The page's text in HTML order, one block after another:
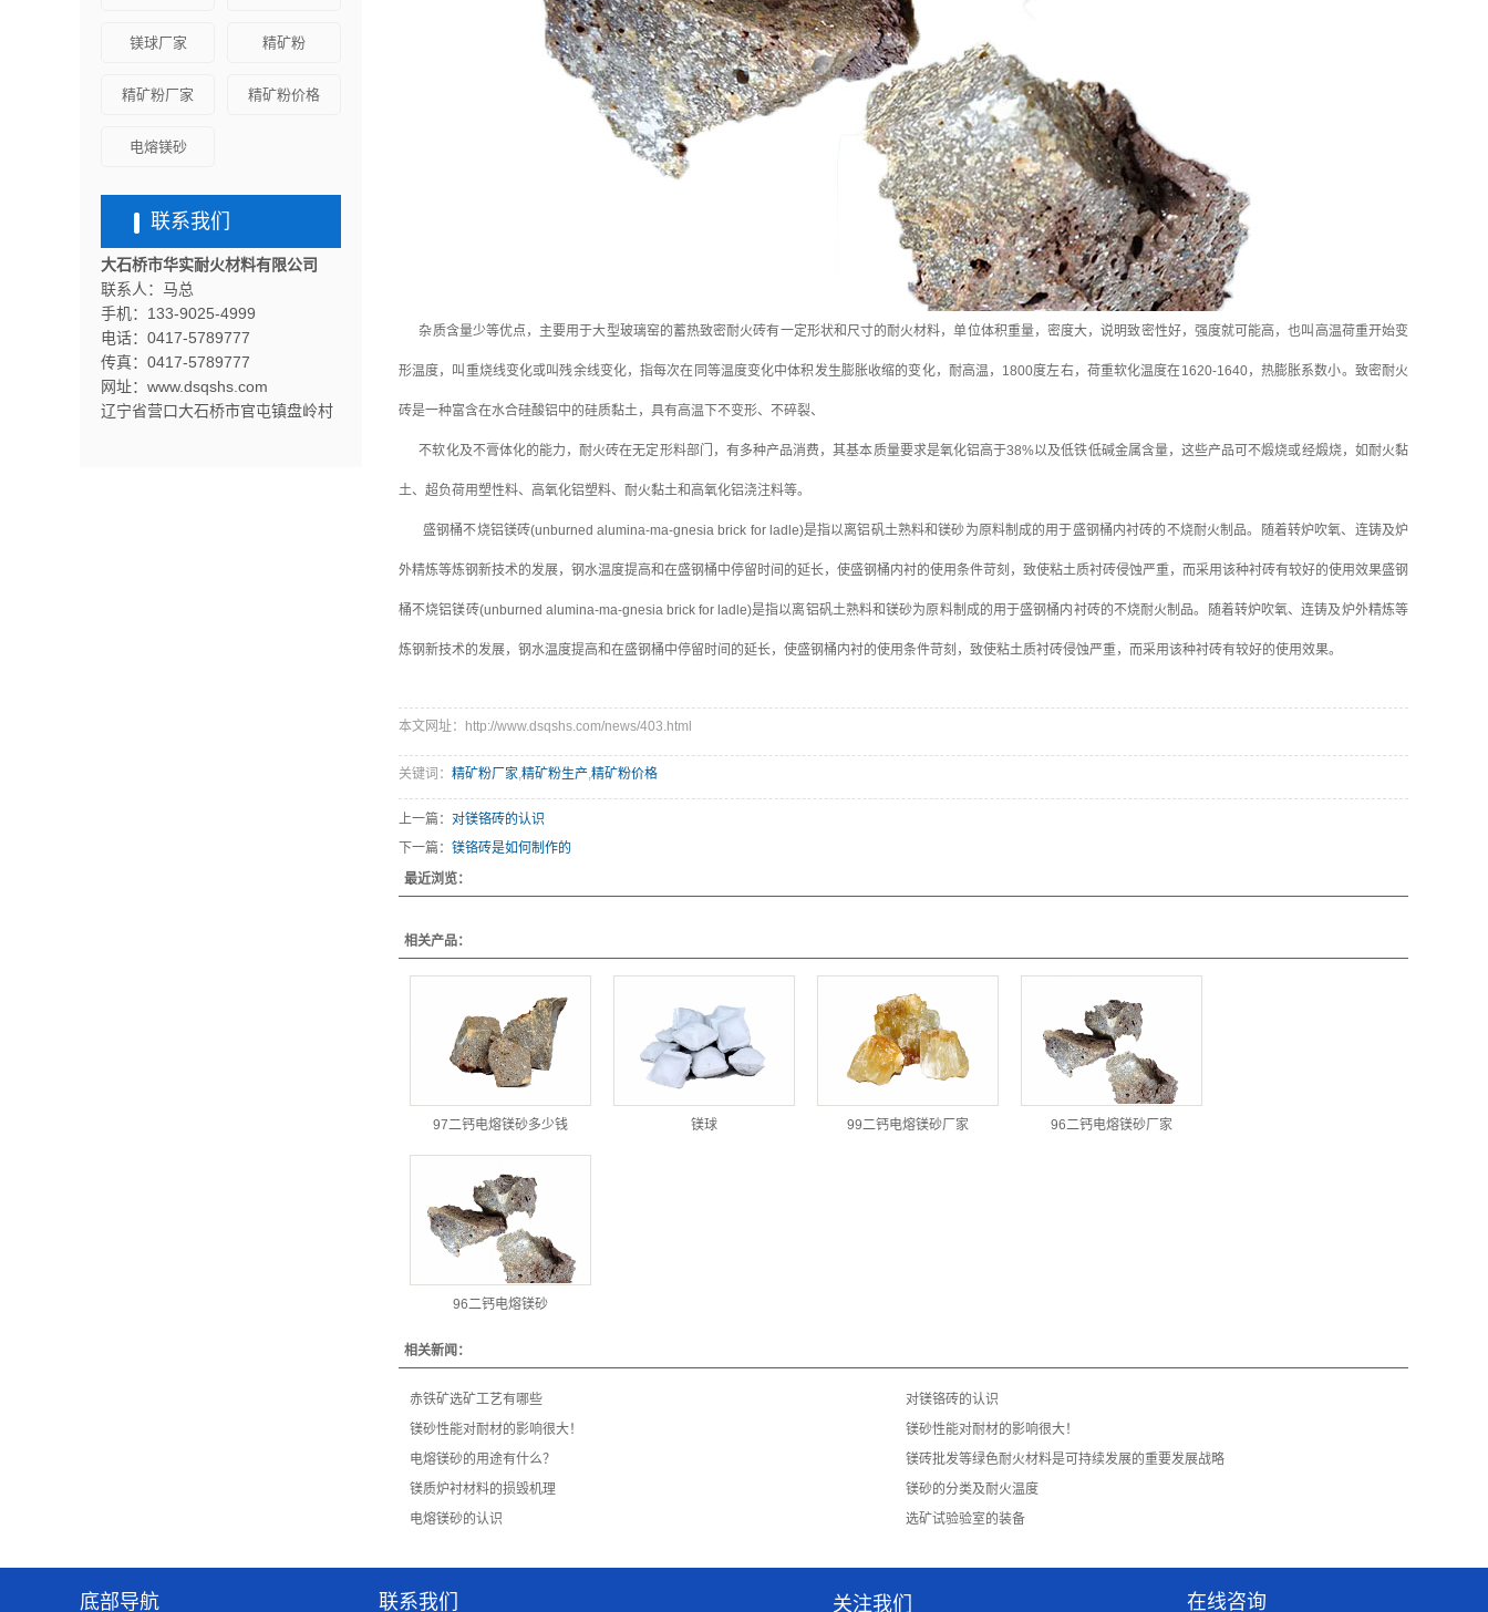
镁球厂家 精矿粉
精矿粉厂家 精矿粉价格
电熔镁砂
联系我们
大石桥市华实耐火材料有限公司
联系人：马总
手机：133-9025-4999
电话：0417-5789777
传真：0417-5789777
网址：www.dsqshs.com
辽宁省营口大石桥市官屯镇盘岭村
杂质含量少等优点，主要用于大型玻璃窑的蓄热致密耐火砖有一定形状和尺寸的耐火材料，单位体积重量，密度大，说明致密性好，强度就可能高，也叫高温荷重开始变
形温度，叫重烧线变化或叫残余线变化，指每次在同等温度变化中体积发生膨胀收缩的变化，耐高温，1800度左右，荷重软化温度在1620-1640，热膨胀系数小。致密耐火
砖是一种富含在水合硅酸铝中的硅质黏土，具有高温下不变形、不碎裂、
不软化及不膏体化的能力，耐火砖在无定形料部门，有多种产品消费，其基本质量要求是氧化铝高于38%以及低铁低碱金属含量，这些产品可不煅烧或经煅烧，如耐火黏
土、超负荷用塑性料、高氧化铝塑料、耐火黏土和高氧化铝浇注料等。
盛钢桶不烧铝镁砖(unburned alumina-ma-gnesia brick for ladle)是指以离铝矾土熟料和镁砂为原料制成的用于盛钢桶内衬砖的不烧耐火制品。随着转炉吹氧、连铸及炉
外精炼等炼钢新技术的发展，钢水温度提高和在盛钢桶中停留时间的延长，使盛钢桶内衬的使用条件苛刻，致使粘土质衬砖侵蚀严重，而采用该种衬砖有较好的使用效果盛钢
桶不烧铝镁砖(unburned alumina-ma-gnesia brick for ladle)是指以离铝矾土熟料和镁砂为原料制成的用于盛钢桶内衬砖的不烧耐火制品。随着转炉吹氧、连铸及炉外精炼等
炼钢新技术的发展，钢水温度提高和在盛钢桶中停留时间的延长，使盛钢桶内衬的使用条件苛刻，致使粘土质衬砖侵蚀严重，而采用该种衬砖有较好的使用效果。
本文网址：http://www.dsqshs.com/news/403.html
关键词： 精矿粉厂家,精矿粉生产,精矿粉价格
上一篇： 对镁铬砖的认识
下一篇： 镁铬砖是如何制作的
最近浏览：
相关产品：
97二钙电熔镁砂多少钱 镁球 99二钙电熔镁砂厂家 96二钙电熔镁砂厂家
96二钙电熔镁砂
相关新闻：
赤铁矿选矿工艺有哪些
对镁铬砖的认识
镁砂性能对耐材的影响很大！
镁砂性能对耐材的影响很大！
电熔镁砂的用途有什么？
镁砖批发等绿色耐火材料是可持续发展的重要发展战略
镁质炉衬材料的损毁机理
镁砂的分类及耐火温度
电熔镁砂的认识
选矿试验验室的装备
底部导航 联系我们 关注我们 在线咨询